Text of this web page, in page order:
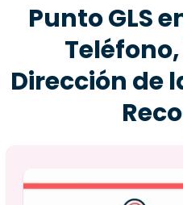
Punto GLS
Dirección de